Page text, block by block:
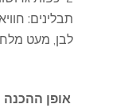
תבלינים:
לבן, מעט מלח
אופן ההכנה